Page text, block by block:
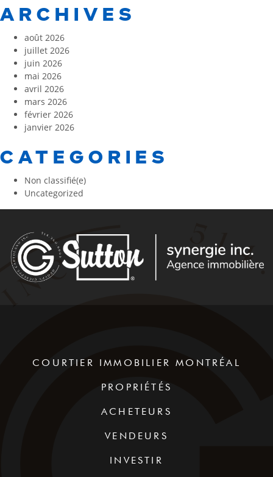
ARCHIVES
août 2026
juillet 2026
juin 2026
mai 2026
avril 2026
mars 2026
février 2026
janvier 2026
CATEGORIES
Non classifié(e)
Uncategorized
COURTIER IMMOBILIER MONTRÉAL
PROPRIÉTÉS
ACHETEURS
VENDEURS
INVESTIR